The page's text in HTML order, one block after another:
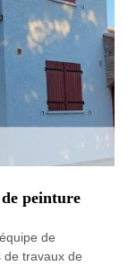
peinture
de
de travaux de